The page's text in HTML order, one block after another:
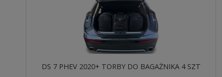
DS 7 PHEV 2020+ TORBY DO BAGAŻNIKA 4 SZT